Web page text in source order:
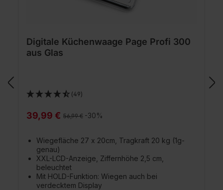
Digitale Küchenwaage Page Profi 300
aus Glas
(49)
39,99 € Regulärer Preis:
56,99 € -30%
Wiegefläche 27 x 20cm, Tragkraft 20 kg (1g-
genau)
XXL-LCD-Anzeige, Ziffernhöhe 2,5 cm,
beleuchtet
Mit HOLD-Funktion: Wiegen auch bei
verdecktem Display